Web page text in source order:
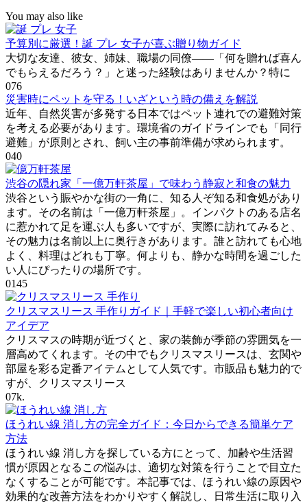
You may also like
予算別に厳選！誕 プレ 女子が喜ぶ贈り物ガイド
大切な友達、彼女、姉妹、職場の同僚――「何を贈れば喜ん
でもらえるだろう？」と迷った経験はありませんか？特に
076
災害時にペットを守る！いざという時の備えを解説
近年、自然災害が多発する日本ではペット連れでの避難対策
を考える必要があります。環境省のガイドラインでも「同行
避難」が原則とされ、飼い主の事前準備が求められます。
040
渋谷の隠れ家「一億万軒茶屋」で味わう静寂と和食の魅力
渋谷という賑やかな街の一角に、知る人ぞ知る和食処があり
ます。その名前は「一億万軒茶屋」。インパクトのある店名
に惹かれて足を運ぶ人も多いですが、実際に訪れてみると、
その魅力は名前以上に奥行きがあります。誰と訪れても心地
よく、料理はどれも丁寧。何よりも、静かな時間を過ごした
い人にぴったりの場所です。
0145
クリスマスリース 手作りガイド｜手軽で楽しい初心者向け
アイデア
クリスマスの時期が近づくと、家の装飾が季節の雰囲気を一
層高めてくれます。その中でもクリスマスリースは、玄関や
部屋を彩る定番アイテムとして人気です。市販品も魅力的で
すが、クリスマスリース
07k.
ほうれい線 消し方の完全ガイド：今日からできる簡単ケア
方法
ほうれい線 消し方を探している方にとって、加齢や生活習
慣が原因となるこの悩みは、適切な対策を行うことで目立た
なくすることが可能です。本記事では、ほうれい線の原因や
効果的な改善方法をわかりやすく解説し、日常生活に取り入